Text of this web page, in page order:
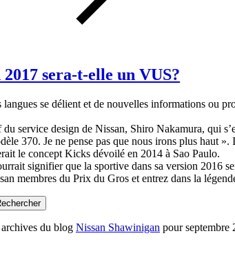
sera-t-elle un VUS?
se délient et de nouvelles informations ou
service design de Nissan, Shiro Nakamura, qui
370. Je ne pense pas que nous irons plus
le concept Kicks dévoilé en 2014 à Sao Paulo.
signifier que la sportive dans sa version 2016
membres du Prix du Gros et entrez dans la
du blog Nissan Shawinigan pour septembre